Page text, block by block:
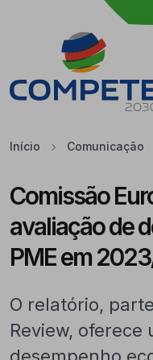
Saltar para o conteúdo
Início Comunicação
Comissão
avaliação de
PME em
O relatório,
Review, oferece